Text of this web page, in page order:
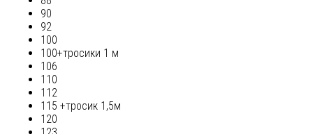
90
92
100
100+тросики 1 м
106
110
112
115 +тросик 1,5м
120